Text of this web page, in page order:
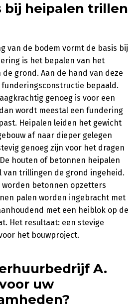
bij heipalen trillen
van de bodem vormt de basis bij
is het bepalen van het
grond. Aan de hand van deze
bepaald.
genoeg is voor een
wordt meestal een fundering
Heipalen leiden het gewicht
af naar dieper gelegen
genoeg zijn voor het dragen
houten of betonnen heipalen
van trillingen de grond ingeheid.
worden betonnen opzetters
palen worden ingebracht met
met een heiblok op de
Het resultaat: een stevige
het bouwproject.
A.
uw